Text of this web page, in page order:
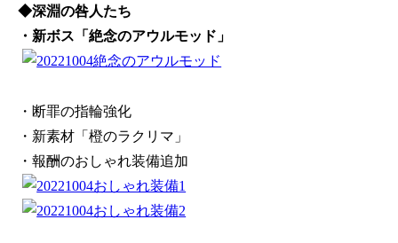
◆深淵の咎人たち
・新ボス「絶念のアウルモッド」
・断罪の指輪強化
・新素材「橙のラクリマ」
・報酬のおしゃれ装備追加